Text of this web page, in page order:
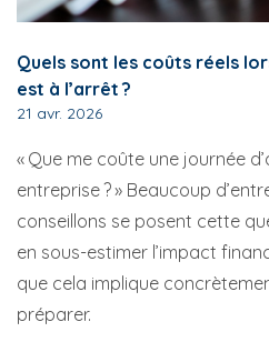
Quels sont les coûts réels
est à l’arrêt ?
21 avr. 2026
« Que me coûte une journée
entreprise ? » Beaucoup
conseillons se posent cette
en sous-estimer l’impact
que cela implique
préparer.